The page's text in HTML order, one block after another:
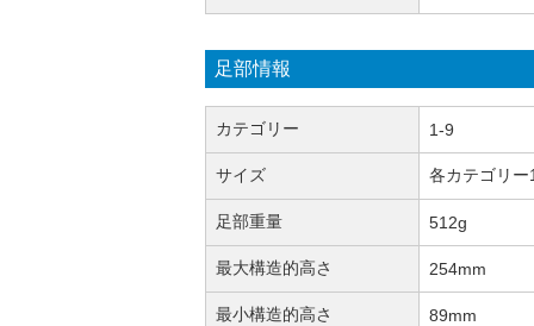
足部情報
カテゴリー 1-9
サイズ 各カテゴリ
足部重量 512g
最大構造的高さ 254mm
最小構造的高さ 89mm